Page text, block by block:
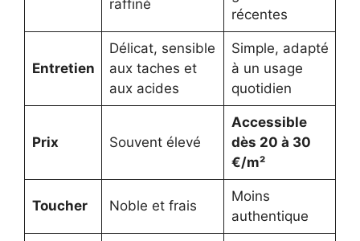
raffiné
récentes
Entretien
Délicat, sensible
aux taches et
aux acides
Simple, adapté
à un usage
quotidien
Prix Souvent élevé
Accessible
dès 20 à 30
€/m²
Toucher Noble et frais
Moins
authentique